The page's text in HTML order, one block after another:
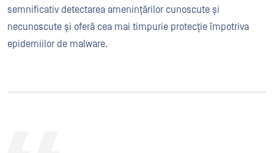
semnificativ detectarea amenințărilor cunoscute și
necunoscute și oferă cea mai timpurie protecție împotriva
epidemiilor de malware.